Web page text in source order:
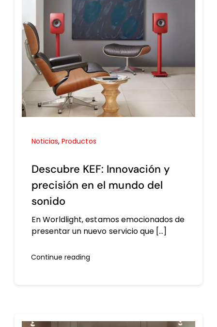
Noticias,Productos
Descubre KEF: Innovación y
precisión en el mundo del
sonido
En Worldlight, estamos emocionados de
presentar un nuevo servicio que [...]
Continue reading